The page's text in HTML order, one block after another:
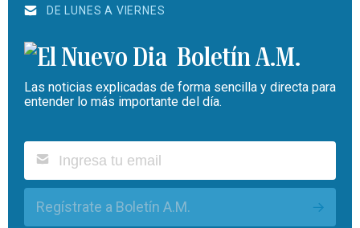
DE LUNES A VIERNES
Boletín A.M.
Las noticias explicadas de forma sencilla y directa para
entender lo más importante del día.
Regístrate a Boletín A.M.